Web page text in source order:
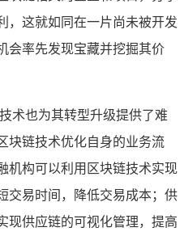
，这就如同在一片尚未被开发
会率先发现宝藏并挖掘其价
术也为其转型升级提供了难
块链技术优化自身的业务流
机构可以利用区块链技术实现
交易时间，降低交易成本；供
现供应链的可视化管理，提高